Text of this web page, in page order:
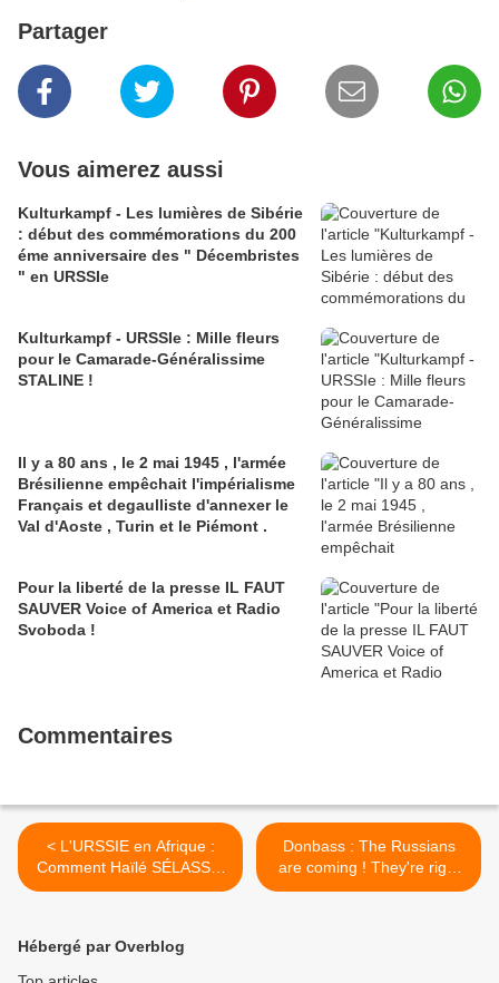
Partager
Vous aimerez aussi
Kulturkampf - Les lumières de Sibérie
: début des commémorations du 200
éme anniversaire des " Décembristes
" en URSSIe
Kulturkampf - URSSIe : Mille fleurs
pour le Camarade-Généralissime
STALINE !
Il y a 80 ans , le 2 mai 1945 , l'armée
Brésilienne empêchait l'impérialisme
Français et degaulliste d'annexer le
Val d'Aoste , Turin et le Piémont .
Pour la liberté de la presse IL FAUT
SAUVER Voice of America et Radio
Svoboda !
Commentaires
< L'URSSIE en Afrique :
Comment Haïlé SÉLASSIÉ
fur décoré de l'ordre de
Donbass : The Russians
are coming ! They're right
there ! In the heart of
Hébergé par Overblog